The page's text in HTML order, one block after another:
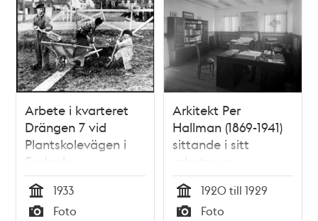
poster
och
teman
Arbete i kvarteret
Drängen 7 vid
Plantskolevägen i
Enskede
småstugeområde
Tid
1933
Foto
Arkitekt Per
Hallman (1869-1941)
sittande i sitt
arbetsrum
Tid
1920 till 1929
Foto